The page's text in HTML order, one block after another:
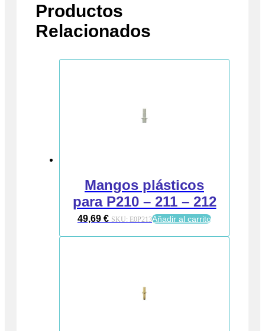
Productos
Relacionados
Mangos plásticos
para P210 – 211 – 212
49,69 € SKU: E0P213Añadir al carrito